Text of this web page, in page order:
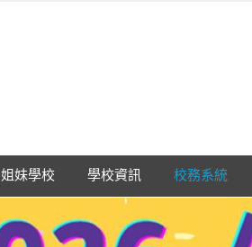
姐妹學校 學校資訊 校務系統